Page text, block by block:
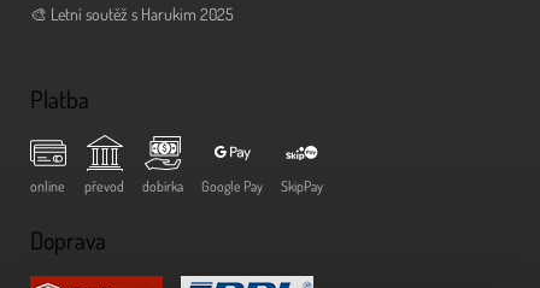
🎨 Letní soutěž s Harukim 2025
Platba
online převod dobírka Google Pay SkipPay
Doprava